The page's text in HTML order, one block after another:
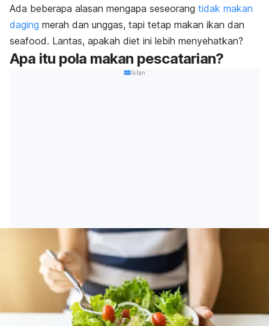
Ada beberapa alasan mengapa seseorang tidak makan
daging merah dan unggas, tapi tetap makan ikan dan
seafood. Lantas, apakah diet ini lebih menyehatkan?
Apa itu pola makan pescatarian?
Iklan